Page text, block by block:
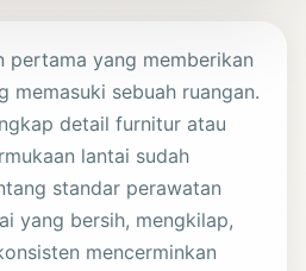
pertama yang memberikan
memasuki sebuah ruangan.
detail furnitur atau
lantai sudah
standar perawatan
yang bersih, mengkilap,
mencerminkan